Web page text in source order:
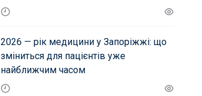
2026 — рік медицини у Запоріжжі: що
зміниться для пацієнтів уже
найближчим часом